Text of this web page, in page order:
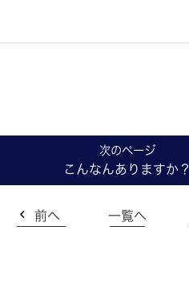
こんなんありますか？
前へ 一覧へ